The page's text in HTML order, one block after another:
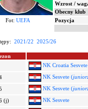
Wzrost /
Obecny klub
Fot: UEFA Pozycja
2021/22 2025/26
NK Croatia
NK Sesvete (
NK Sesvete (
(j)
NK Sesvete